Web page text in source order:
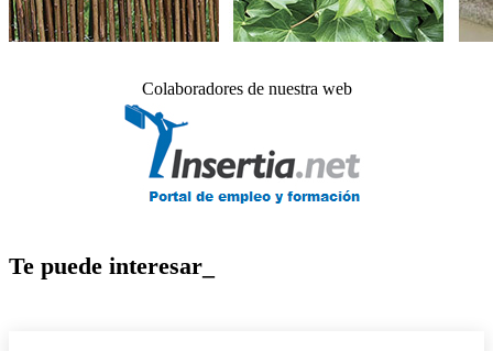
Colaboradores de nuestra web
Te puede interesar_